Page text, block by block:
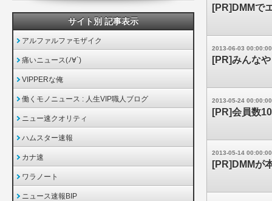
[PR]DMMで
2013-06-03 00:00:00
[PR]みんな
2013-05-24 00:00:00
[PR]会員数
2013-05-14 00:00:00
[PR]DMMが
サイト別 記事表示
アルファルファモザイク
痛いニュース(ﾉ∀`)
VIPPERな俺
働くモノニュース : 人生VIP職人ブログ
ニュー速クオリティ
ハムスター速報
カナ速
ワラノート
ニュース速報BIP